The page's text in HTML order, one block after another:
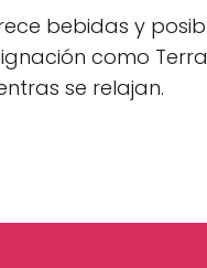
bebidas y
como
se relajan.